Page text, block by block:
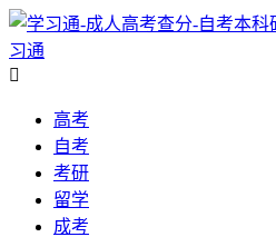
习通

高考
自考
考研
留学
成考